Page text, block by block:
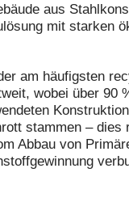
aus
mit starken
am häufigsten
wobei über 90
stammen – dies
Abbau von